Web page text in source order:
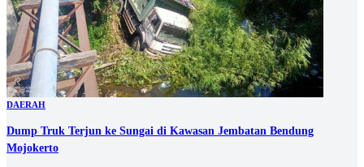
DAERAH
Dump Truk Terjun ke Sungai di Kawasan Jembatan Bendung
Mojokerto